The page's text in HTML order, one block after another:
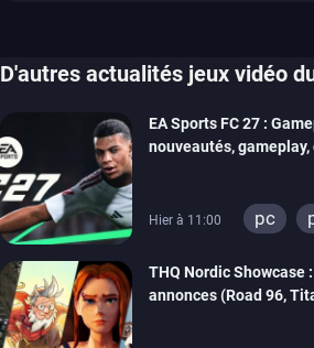
D'autres actualités jeux vidéo
EA Sports FC 27 :
nouveautés,
Hier à 11:00 pc
THQ Nordic Showcase
annonces (Road 96,